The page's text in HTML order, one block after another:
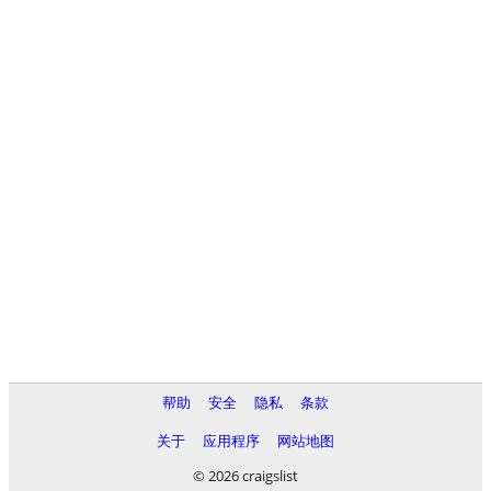
帮助 安全 隐私
条款
关于
应用程序
网站地图
© 2026 craigslist